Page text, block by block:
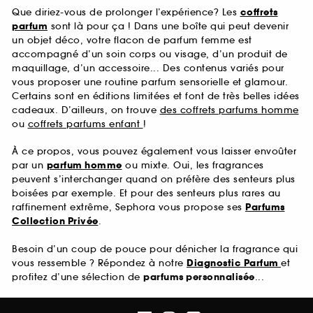
Que diriez-vous de prolonger l’expérience? Les coffrets
parfum sont là pour ça ! Dans une boîte qui peut devenir
un objet déco, votre flacon de parfum femme est
accompagné d’un soin corps ou visage, d’un produit de
maquillage, d’un accessoire... Des contenus variés pour
vous proposer une routine parfum sensorielle et glamour.
Certains sont en éditions limitées et font de très belles idées
cadeaux. D’ailleurs, on trouve des coffrets parfums homme
ou coffrets parfums enfant !
À ce propos, vous pouvez également vous laisser envoûter
par un parfum homme ou mixte. Oui, les fragrances
peuvent s’interchanger quand on préfère des senteurs plus
boisées par exemple. Et pour des senteurs plus rares au
raffinement extrême, Sephora vous propose ses Parfums
Collection Privée.
Besoin d’un coup de pouce pour dénicher la fragrance qui
vous ressemble ? Répondez à notre Diagnostic Parfum et
profitez d’une sélection de parfums personnalisée...